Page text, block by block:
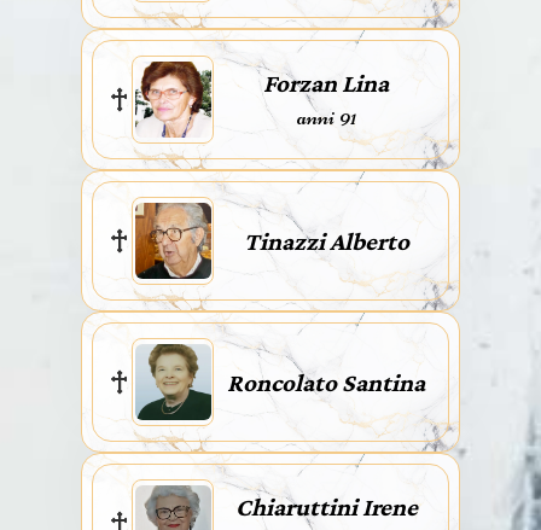
Forzan Lina
anni 91
Tinazzi Alberto
Roncolato Santina
Chiaruttini Irene